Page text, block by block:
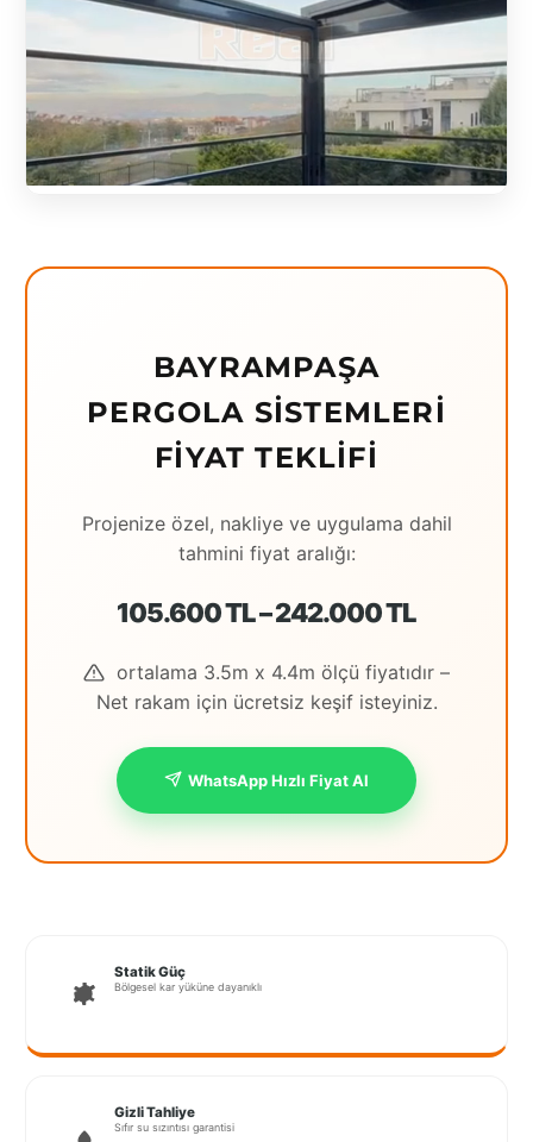
BAYRAMPAŞA
PERGOLA SISTEMLERI
FIYAT TEKLIFI
Projenize özel, nakliye ve uygulama dahil
tahmini fiyat aralığı:
105.600 TL – 242.000 TL
ortalama 3.5m x 4.4m ölçü fiyatıdır –
Net rakam için ücretsiz keşif isteyiniz.
WhatsApp Hızlı Fiyat Al
Statik Güç
Bölgesel kar yüküne dayanıklı
Gizli Tahliye
Sıfır su sızıntısı garantisi
Çekya
Diyarbakır
Eching
Edirne
Gaziantep
İstanbul
Anadolu
Avrupa
Kırklareli
Manisa
Muğla